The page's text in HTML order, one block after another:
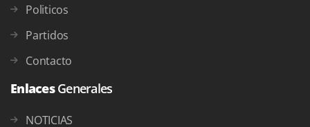
Politicos
Partidos
Contacto
EnlacesGenerales
NOTICIAS